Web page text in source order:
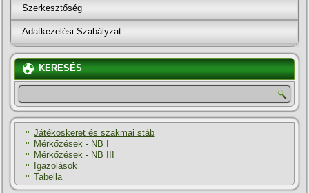
Szerkesztőség
Adatkezelési Szabályzat
KERESÉS
Játékoskeret és szakmai stáb
Mérkőzések - NB I
Mérkőzések - NB III
Igazolások
Tabella